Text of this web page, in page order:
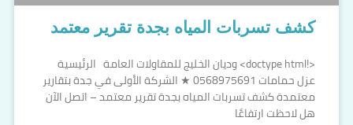
كشف تسربات المياه بجدة تقرير معتمد
<!doctype html> وديان الخليج للمقاولات العامة الرئيسية
عزل حمامات 0568975691 ★ الشركة الأولى في جدة بتقارير
معتمدة كشف تسربات المياه بجدة تقرير معتمد – اتصل الآن
هل لاحظت ارتفاعًا